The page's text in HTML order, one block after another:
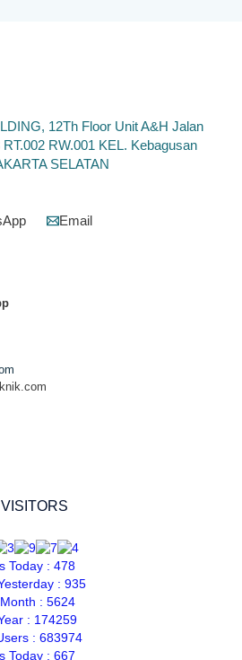
12Th Floor Unit A&H Jalan
RW.001 KEL. Kebagusan
SELATAN
Email
Today : 478
: 935
: 5624
: 174259
: 683974
Today : 667